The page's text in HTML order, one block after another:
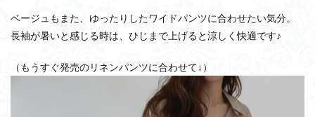
ベージュもまた、ゆったりしたワイドパンツに合わせたい気分。
長袖が暑いと感じる時は、ひじまで上げると涼しく快適です♪
（もうすぐ発売のリネンパンツに合わせて↓）